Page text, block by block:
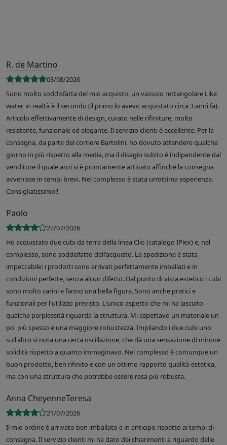
R. de Martino
03/08/2026
Sono molto soddisfatta del mio acquisto, un vassoio rettangolare Like
water, in realtà è il secondo (il primo lo avevo acquistato circa 3 anni fa).
Articolo effettivamente di design, curato nelle rifiniture, molto
resistente, funzionale ed elegante. Il servizio clienti è eccellente. Per la
consegna, da parte del corriere Bartolini, ho dovuto attendere qualche
giorno in più rispetto alla media, ma il disagio subito è indipendente dal
venditore il quale anzi si è prontamente attivato affinché la consegna
avvenisse in tempi brevi. Nel complesso è stata un’ottima esperienza.
Consigliatissimo!!
Paolo
27/07/2026
Ho acquistato due cubi da terra della linea Clio (catalogo IPlex) e, nel
complesso, sono soddisfatto dell'acquisto. La spedizione è stata
impeccabile: i prodotti sono arrivati perfettamente imballati e in
condizioni perfette, senza alcun difetto. Dal punto di vista estetico i cubi
sono molto carini e fanno una bella figura. Sono anche pratici e
funzionali per l'utilizzo previsto. L'unico aspetto che mi ha lasciato
qualche perplessità riguarda la struttura. Mi aspettavo un materiale un
po' più spesso e una maggiore robustezza. Impilando i due cubi uno
sull'altro si nota una certa oscillazione, che dà una sensazione di minore
solidità rispetto a quanto immaginavo. Nel complesso è comunque un
buon prodotto, ben rifinito e con un ottimo rapporto qualità-estetica,
ma con una struttura che potrebbe essere resa più robusta.
Anna CheyenneTeresa
21/07/2026
Il mio ordine è arrivato ben imballato e in anticipo rispetto ai tempi di
consegna. Il servizio clienti mi ha dato dei chiarimenti a riguardo delle